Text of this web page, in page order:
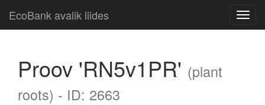
EcoBank avalik liides
Proov 'RN5v1PR' (plant
roots) - ID: 2663